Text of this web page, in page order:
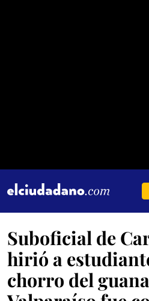
Suboficial de
hirió a
chorro del